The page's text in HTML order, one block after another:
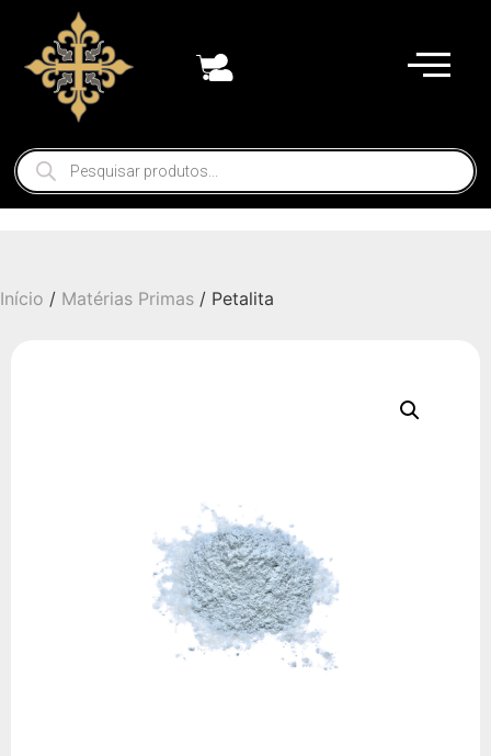
Início / Matérias Primas / Petalita